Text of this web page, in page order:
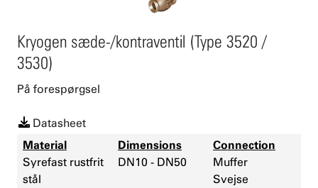
Kryogen sæde-/kontraventil (Type 3520 /
3530)
På forespørgsel
Datasheet
Material
Syrefast rustfrit
stål
Dimensions
DN10 - DN50
Connection
Muffer
Svejse